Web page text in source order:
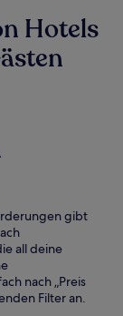
Hotels
gibt
all deine
nach „Preis
Filter an.